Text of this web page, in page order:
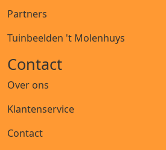
Partners
Tuinbeelden 't Molenhuys
Contact
Over ons
Klantenservice
Contact